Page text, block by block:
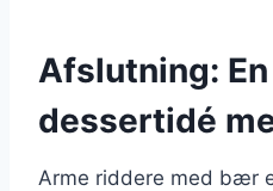
Afslutning:
dessertidé
Arme riddere med bær